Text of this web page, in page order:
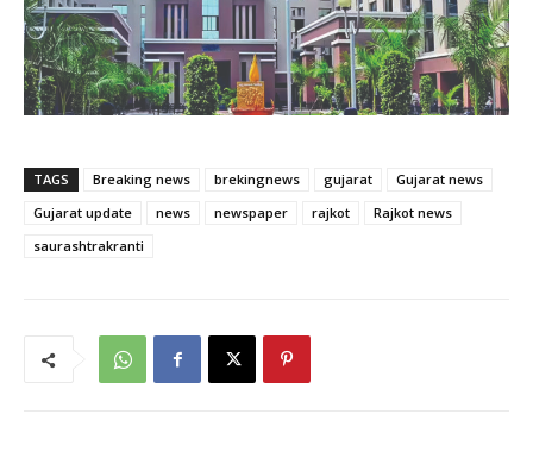
TAGS Breaking news brekingnews gujarat
Gujarat news
Gujarat update
news newspaper rajkot
Rajkot news
saurashtrakranti